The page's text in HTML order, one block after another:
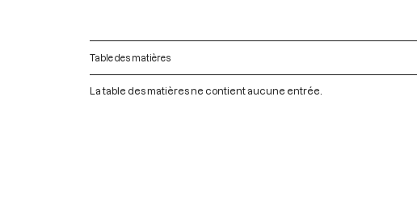
Table des matières
La table des matières ne contient aucune entrée.